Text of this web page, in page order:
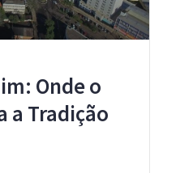
Onde o
a Tradição